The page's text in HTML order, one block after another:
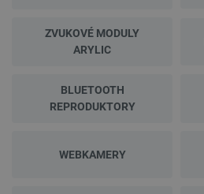
ZVUKOVÉ MODULY
ARYLIC
BLUETOOTH
REPRODUKTORY
WEBKAMERY